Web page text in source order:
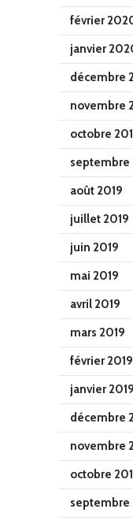
février
janvier
décembre
novembre
octobre
septembre
août 2019
juillet 2019
juin 2019
mai 2019
avril 2019
mars 2019
février 2019
janvier 2019
décembre
novembre
octobre
septembre